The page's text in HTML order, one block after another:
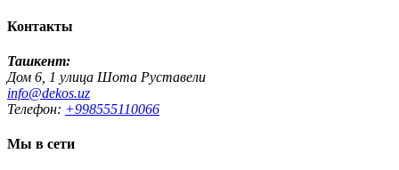
Контакты
Ташкент:
Дом 6, 1 улица Шота Руставели
info@dekos.uz
Телефон: +998555110066
Мы в сети